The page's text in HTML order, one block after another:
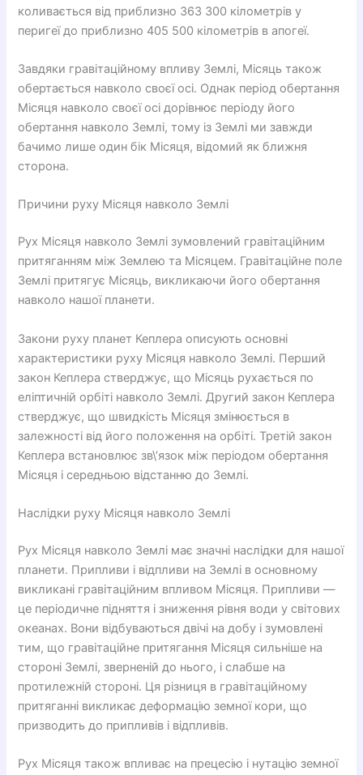
коливається від приблизно 363 300 кілометрів у
перигеї до приблизно 405 500 кілометрів в апогеї.
Завдяки гравітаційному впливу Землі, Місяць також
обертається навколо своєї осі. Однак період обертання
Місяця навколо своєї осі дорівнює періоду його
обертання навколо Землі, тому із Землі ми завжди
бачимо лише один бік Місяця, відомий як ближня
сторона.
Причини руху Місяця навколо Землі
Рух Місяця навколо Землі зумовлений гравітаційним
притяганням між Землею та Місяцем. Гравітаційне поле
Землі притягує Місяць, викликаючи його обертання
навколо нашої планети.
Закони руху планет Кеплера описують основні
характеристики руху Місяця навколо Землі. Перший
закон Кеплера стверджує, що Місяць рухається по
еліптичній орбіті навколо Землі. Другий закон Кеплера
стверджує, що швидкість Місяця змінюється в
залежності від його положення на орбіті. Третій закон
Кеплера встановлює зв\’язок між періодом обертання
Місяця і середньою відстанню до Землі.
Наслідки руху Місяця навколо Землі
Рух Місяця навколо Землі має значні наслідки для нашої
планети. Припливи і відпливи на Землі в основному
викликані гравітаційним впливом Місяця. Припливи —
це періодичне підняття і зниження рівня води у світових
океанах. Вони відбуваються двічі на добу і зумовлені
тим, що гравітаційне притягання Місяця сильніше на
стороні Землі, зверненій до нього, і слабше на
протилежній стороні. Ця різниця в гравітаційному
притяганні викликає деформацію земної кори, що
призводить до припливів і відпливів.
Рух Місяця також впливає на прецесію і нутацію земної